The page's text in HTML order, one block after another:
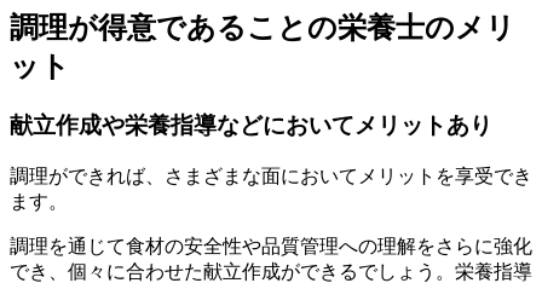
調理が得意であることの栄養士のメリ
ット
献立作成や栄養指導などにおいてメリットあり
調理ができれば、さまざまな面においてメリットを享受でき
ます。
調理を通じて食材の安全性や品質管理への理解をさらに強化
でき、個々に合わせた献立作成ができるでしょう。栄養指導